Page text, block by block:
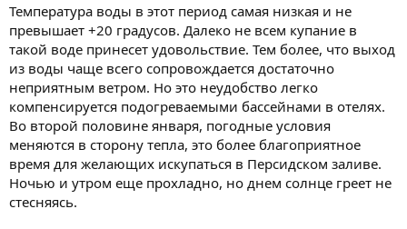
Температура воды в этот период самая низкая и не
превышает +20 градусов. Далеко не всем купание в
такой воде принесет удовольствие. Тем более, что выход
из воды чаще всего сопровождается достаточно
неприятным ветром. Но это неудобство легко
компенсируется подогреваемыми бассейнами в отелях.
Во второй половине января, погодные условия
меняются в сторону тепла, это более благоприятное
время для желающих искупаться в Персидском заливе.
Ночью и утром еще прохладно, но днем солнце греет не
стесняясь.